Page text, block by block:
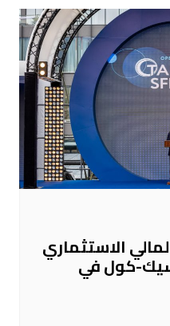
الاستثماري
كول في